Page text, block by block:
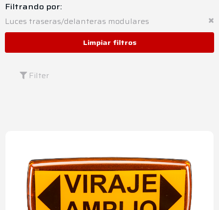
Filtrando por:
Luces traseras/delanteras modulares
Limpiar filtros
Filter